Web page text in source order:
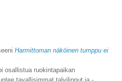
Harmittoman näköinen tumppu ei
osallistua ruokintapaikan